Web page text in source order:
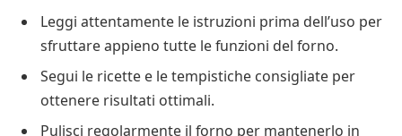
Leggi attentamente le istruzioni prima dell’uso per
sfruttare appieno tutte le funzioni del forno.
Segui le ricette e le tempistiche consigliate per
ottenere risultati ottimali.
Pulisci regolarmente il forno per mantenerlo in